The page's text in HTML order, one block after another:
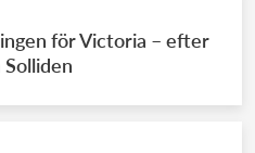
för Victoria – efter